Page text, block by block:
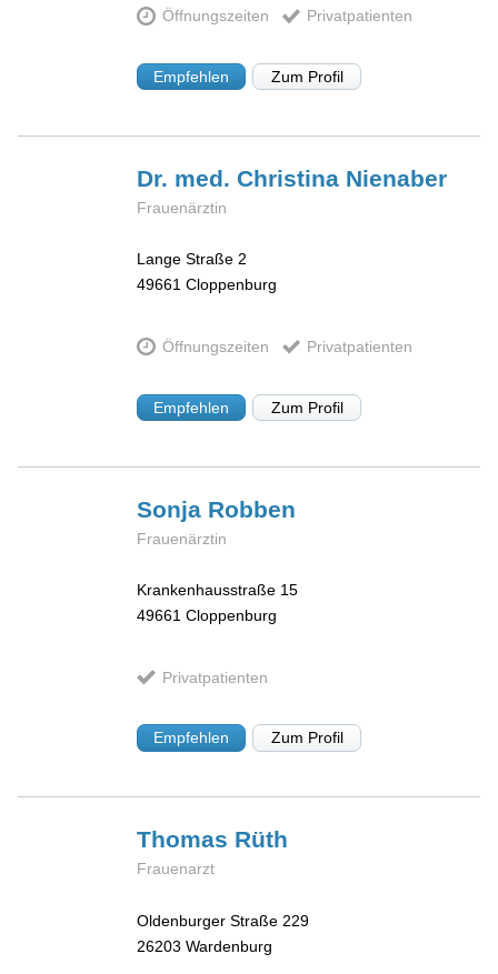
Öffnungszeiten Privatpatienten
Empfehlen Zum Profil
Dr. med. Christina Nienaber
Frauenärztin
Lange Straße 2
49661 Cloppenburg
Öffnungszeiten Privatpatienten
Empfehlen Zum Profil
Sonja Robben
Frauenärztin
Krankenhausstraße 15
49661 Cloppenburg
Privatpatienten
Empfehlen Zum Profil
Thomas Rüth
Frauenarzt
Oldenburger Straße 229
26203 Wardenburg